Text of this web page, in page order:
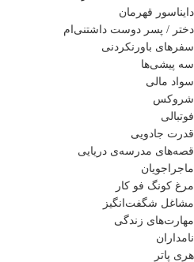
دایناسور قهرمان
دختر / پسر دوست داشتنی‌ام
سفرهای باورنکردنی
سه پیشی‌ها
سواد مالی
شروکس
فوتبالی
قدرت جادویی
قصه‌های مدرسه‌ی دریایی
ماجراجویان
مرغ کونگ فو کار
مشاغل شگفت‌انگیز
مهارت‌های زندگی
نامداران
هری پاتر